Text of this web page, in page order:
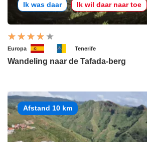
Ik was daar Ik wil daar naar toe
Europa Tenerife
Wandeling naar de Tafada-berg
Afstand 10 km